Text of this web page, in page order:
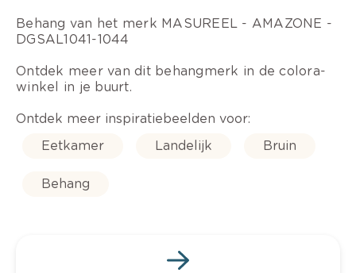
Behang van het merk MASUREEL - AMAZONE -
DGSAL1041-1044
Ontdek meer van dit behangmerk in de colora-
winkel in je buurt.
Ontdek meer inspiratiebeelden voor:
Eetkamer
Landelijk Bruin
Behang